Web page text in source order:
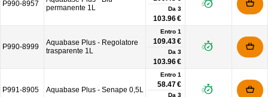
P990-8957
permanente 1L
Da 3
103.96 €
P990-8999
Aquabase Plus - Regolatore
trasparente 1L
Entro 1
109.43 €
Da 3
103.96 €
P991-8905 Aquabase Plus - Senape 0,5L
Entro 1
58.47 €
Da 3